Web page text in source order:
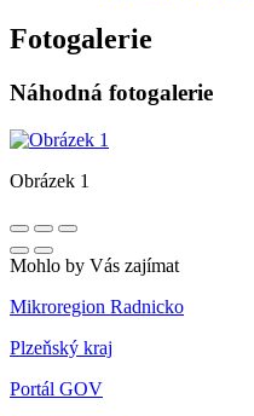
Fotogalerie
Náhodná fotogalerie
Obrázek 1
Mohlo by Vás zajímat
Mikroregion Radnicko
Plzeňský kraj
Portál GOV